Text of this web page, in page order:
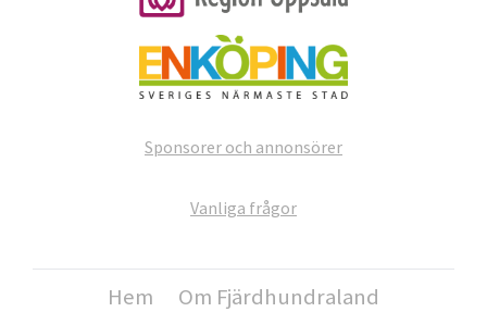
Sponsorer och annonsörer
Vanliga frågor
Hem
Om Fjärdhundraland